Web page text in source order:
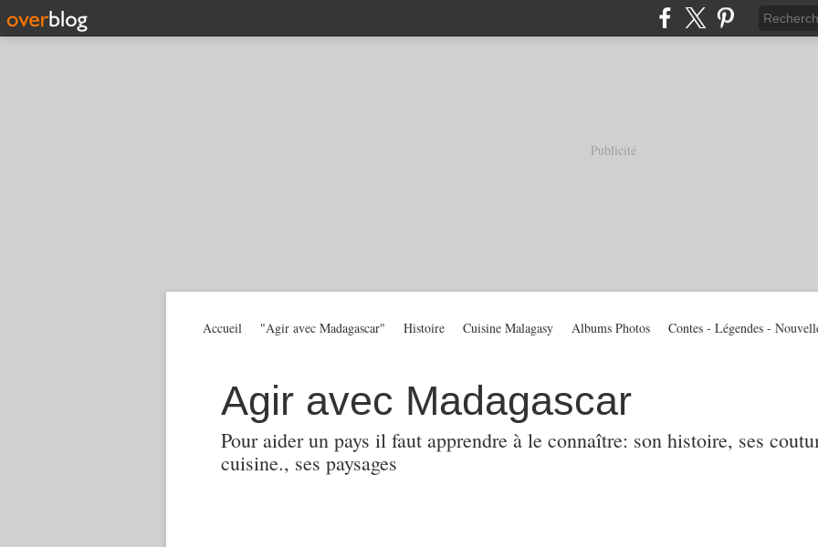
Publicité
Agir avec Madagascar
Pour aider un pays il faut apprendre à le connaître: son histoire, ses
cuisine., ses paysages
Accueil "Agir avec Madagascar" Histoire Cuisine Malagasy Albums Photos Contes - Légendes -